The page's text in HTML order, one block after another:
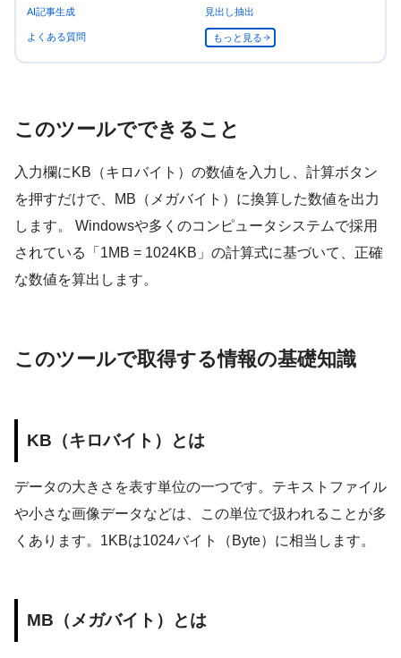
AI記事生成 見出し抽出
よくある質問 もっと見る
このツールでできること
入力欄にKB（キロバイト）の数値を入力し、計算ボタン
を押すだけで、MB（メガバイト）に換算した数値を出力
します。 Windowsや多くのコンピュータシステムで採用
されている「1MB = 1024KB」の計算式に基づいて、正確
な数値を算出します。
このツールで取得する情報の基礎知識
KB（キロバイト）とは
データの大きさを表す単位の一つです。テキストファイル
や小さな画像データなどは、この単位で扱われることが多
くあります。1KBは1024バイト（Byte）に相当します。
MB（メガバイト）とは